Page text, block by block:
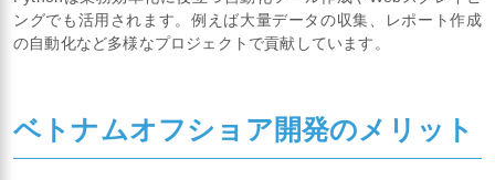
ングでも活用されます。例えば大量データの収集、レポート作成
の自動化など多様なプロジェクトで貢献しています。
ベトナムオフショア開発のメリット